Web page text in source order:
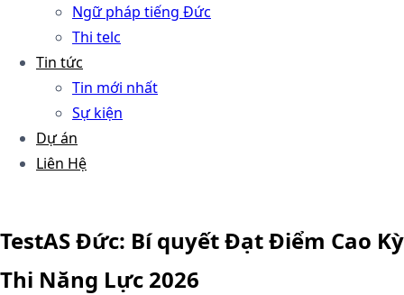
Ngữ pháp tiếng Đức
Thi telc
Tin tức
Tin mới nhất
Sự kiện
Dự án
Liên Hệ
TestAS Đức: Bí quyết Đạt Điểm Cao Kỳ
Thi Năng Lực 2026